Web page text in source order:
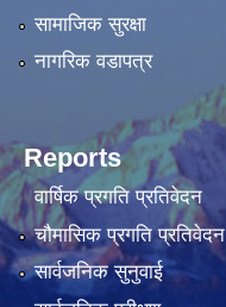
सामाजिक सुरक्षा
नागरिक वडापत्र
Reports
वार्षिक प्रगति प्रतिवेदन
चौमासिक प्रगति प्रतिवेदन
सार्वजनिक सुनुवाई